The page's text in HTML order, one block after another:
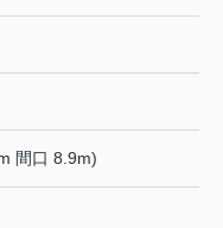
間口 8.9m)